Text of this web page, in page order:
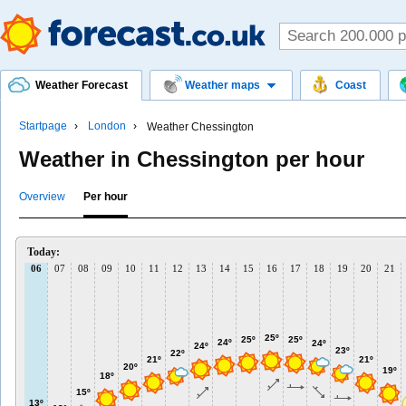
Weather Forecast Weather maps Coast
Startpage London Weather Chessington
Weather in Chessington per hour
Overview Per hour
Today:
06
13º
07 08
15º
09
18º
10
20º
11
21º
12
22º
13
24º
14
24º
15
25º
16
25º
17
25º
18
24º
19
23º
20
21º
21
19º